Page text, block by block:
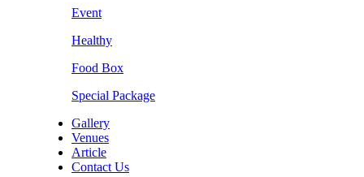
Event
Healthy
Food Box
Special Package
Gallery
Venues
Article
Contact Us